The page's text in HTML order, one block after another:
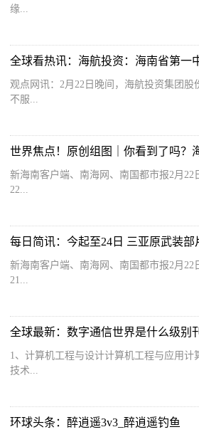
缘...
观点网讯：2月22日晚间，海航投资集团股
不服...
新海南客户端、南海网、南国都市报2月22
22...
新海南客户端、南海网、南国都市报2月22
21...
全球最新：数字通信世界是什么级别
1、计算机工程与设计计算机工程与应用计
技术...
环球头条：醉逍遥3v3_醉逍遥钓鱼